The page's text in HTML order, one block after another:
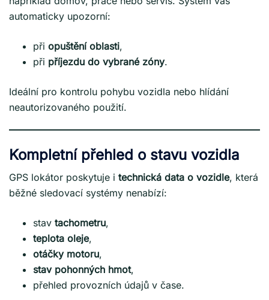
automaticky upozorní:
při opuštění oblasti,
při příjezdu do vybrané zóny.
Ideální pro kontrolu pohybu vozidla nebo hlídání
neautorizovaného použití.
Kompletní přehled o stavu vozidla
GPS lokátor poskytuje i technická data o vozidle, která
běžné sledovací systémy nenabízí:
stav tachometru,
teplota oleje,
otáčky motoru,
stav pohonných hmot,
přehled provozních údajů v čase.